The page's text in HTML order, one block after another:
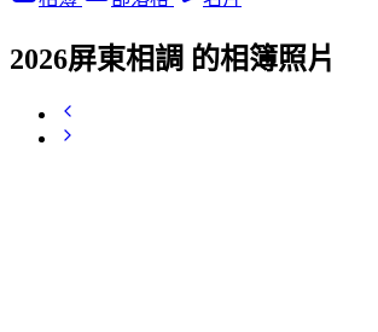
2026屏東相調 的相簿照片